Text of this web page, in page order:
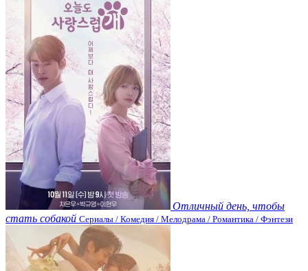
Отличный день, чтобы
стать собакой Сериалы / Комедия / Мелодрама / Романтика / Фэнтези